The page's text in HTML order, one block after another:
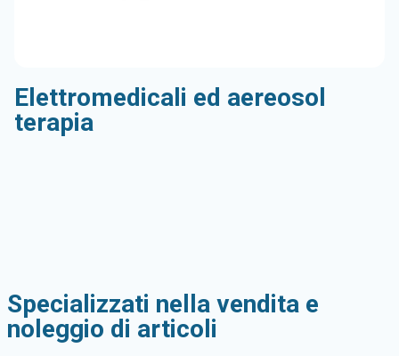
Elettromedicali ed aereosol
terapia
Specializzati nella vendita e
noleggio di articoli